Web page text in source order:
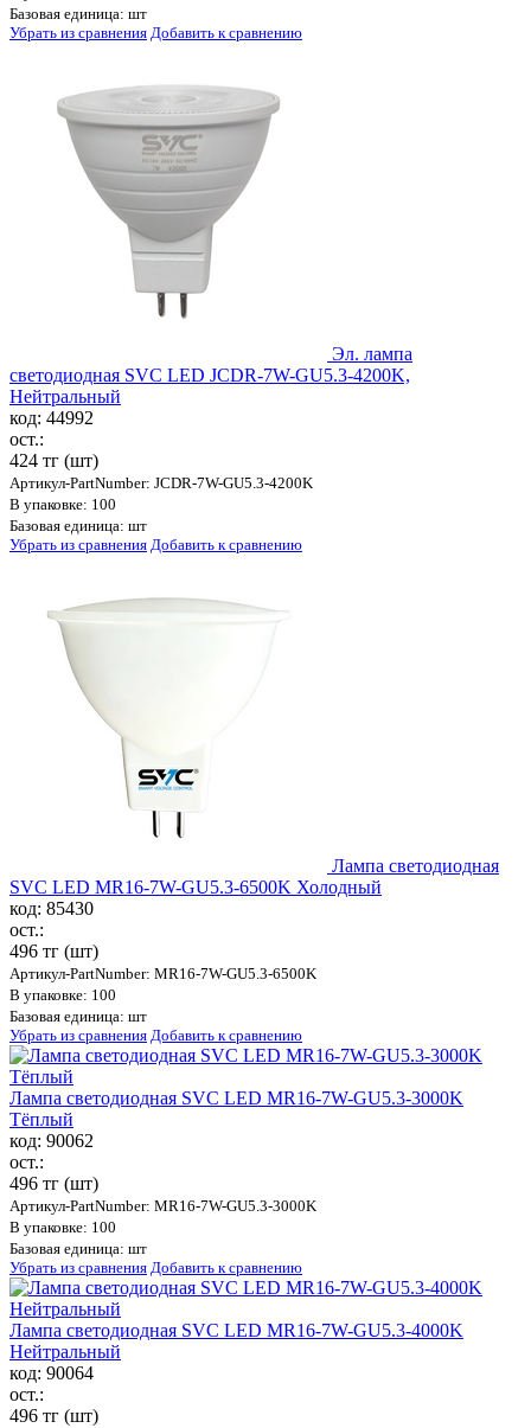
Базовая единица: шт
Убрать из сравнения Добавить к сравнению
Эл. лампа
светодиодная SVC LED JCDR-7W-GU5.3-4200K,
Нейтральный
код: 44992
ост.:
424 тг (шт)
Артикул-PartNumber: JCDR-7W-GU5.3-4200K
В упаковке: 100
Базовая единица: шт
Убрать из сравнения Добавить к сравнению
Лампа светодиодная
SVC LED MR16-7W-GU5.3-6500K Холодный
код: 85430
ост.:
496 тг (шт)
Артикул-PartNumber: MR16-7W-GU5.3-6500K
В упаковке: 100
Базовая единица: шт
Убрать из сравнения Добавить к сравнению
Лампа светодиодная SVC LED MR16-7W-GU5.3-3000K
Тёплый
код: 90062
ост.:
496 тг (шт)
Артикул-PartNumber: MR16-7W-GU5.3-3000K
В упаковке: 100
Базовая единица: шт
Убрать из сравнения Добавить к сравнению
Лампа светодиодная SVC LED MR16-7W-GU5.3-4000K
Нейтральный
код: 90064
ост.:
496 тг (шт)